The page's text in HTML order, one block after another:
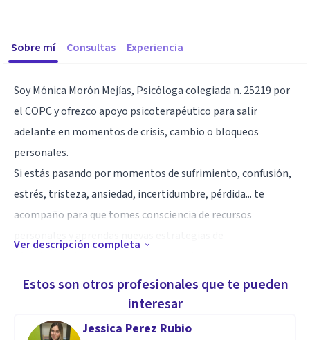
Sobre mí Consultas Experiencia
Soy Mónica Morón Mejías, Psicóloga colegiada n. 25219 por
el COPC y ofrezco apoyo psicoterapéutico para salir
adelante en momentos de crisis, cambio o bloqueos
personales.
Si estás pasando por momentos de sufrimiento, confusión,
estrés, tristeza, ansiedad, incertidumbre, pérdida... te
acompaño para que tomes consciencia de recursos
recuperar tu bienestar.
Mi perspectiva a la hora de abordar el proceso terapéutico
es humanista, poniendo especial atención en facilitar que
Ver descripción completa
Estos son otros profesionales que te pueden
interesar
Jessica Perez Rubio